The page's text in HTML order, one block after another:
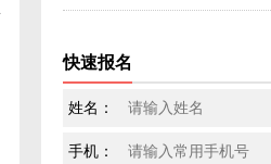
快速报名
姓名：
手机：